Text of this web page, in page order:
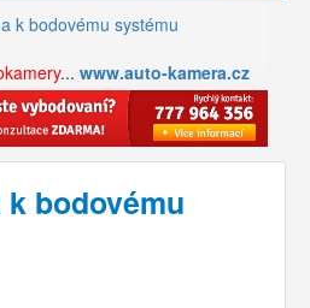
k bodovému systému
... www.auto-kamera.cz
bodovému